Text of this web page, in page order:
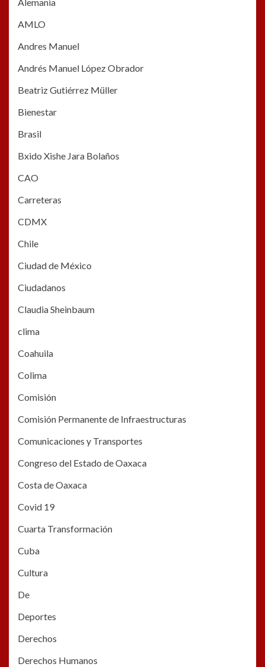
AMLO
Andres Manuel
Andrés Manuel López Obrador
Beatriz Gutiérrez Müller
Bienestar
Brasil
Bxido Xishe Jara Bolaños
CAO
Carreteras
CDMX
Chile
Ciudad de México
Ciudadanos
Claudia Sheinbaum
clima
Coahuila
Colima
Comisión
Comisión Permanente de Infraestructuras
Comunicaciones y Transportes
Congreso del Estado de Oaxaca
Costa de Oaxaca
Covid 19
Cuarta Transformación
Cuba
Cultura
De
Deportes
Derechos
Derechos Humanos